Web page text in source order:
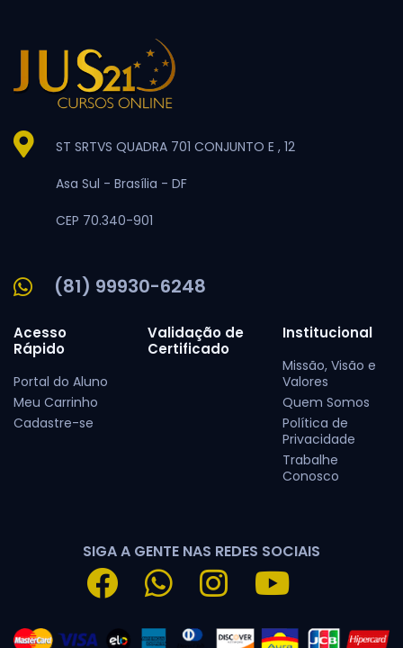
ST SRTVS QUADRA 701 CONJUNTO E , 12
Asa Sul - Brasília - DF
CEP 70.340-901
(81) 99930-6248
Acesso
Rápido
Portal do Aluno
Meu Carrinho
Cadastre-se
Validação de
Certificado
Institucional
Missão, Visão e
Valores
Quem Somos
Política de
Privacidade
Trabalhe
Conosco
SIGA A GENTE NAS REDES SOCIAIS